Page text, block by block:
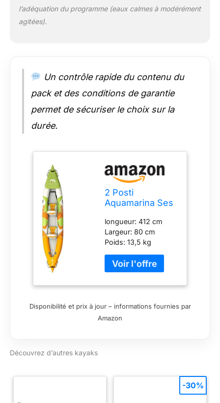
l’adéquation du programme (eaux calmes à modérément
agitées).
Un contrôle rapide du contenu du
pack et des conditions de garantie
permet de sécuriser le choix sur la
durée.
2 Posti
Aquamarina Ses
longueur: 412 cm
Largeur: 80 cm
Poids: 13,5 kg
155 kg max 2
passagers
Disponibilité et prix à jour – informations fournies par
Amazon
Découvrez d’autres kayaks
-30%